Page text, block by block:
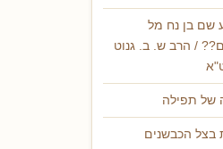
שם בן נח מל
/ הרב ש. ב. גנוט
של תפילה
בצל הכבשנים